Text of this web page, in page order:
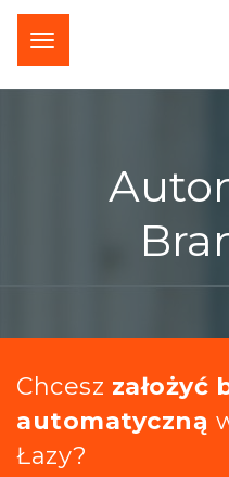
Chcesz założyć
automatyczną
Łazy?